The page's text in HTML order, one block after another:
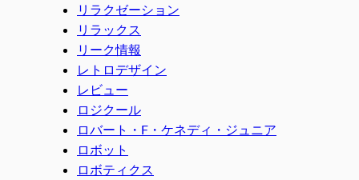
リラクゼーション
リラックス
リーク情報
レトロデザイン
レビュー
ロジクール
ロバート・F・ケネディ・ジュニア
ロボット
ロボティクス